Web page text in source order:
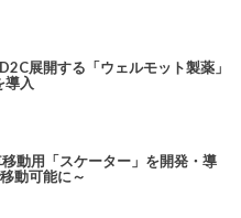
展開する「ウェルモット製薬」
導入
動用「スケーター」を開発・導
動可能に～